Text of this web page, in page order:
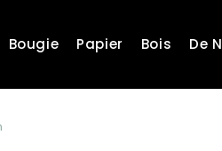
Bougie Papier Bois De